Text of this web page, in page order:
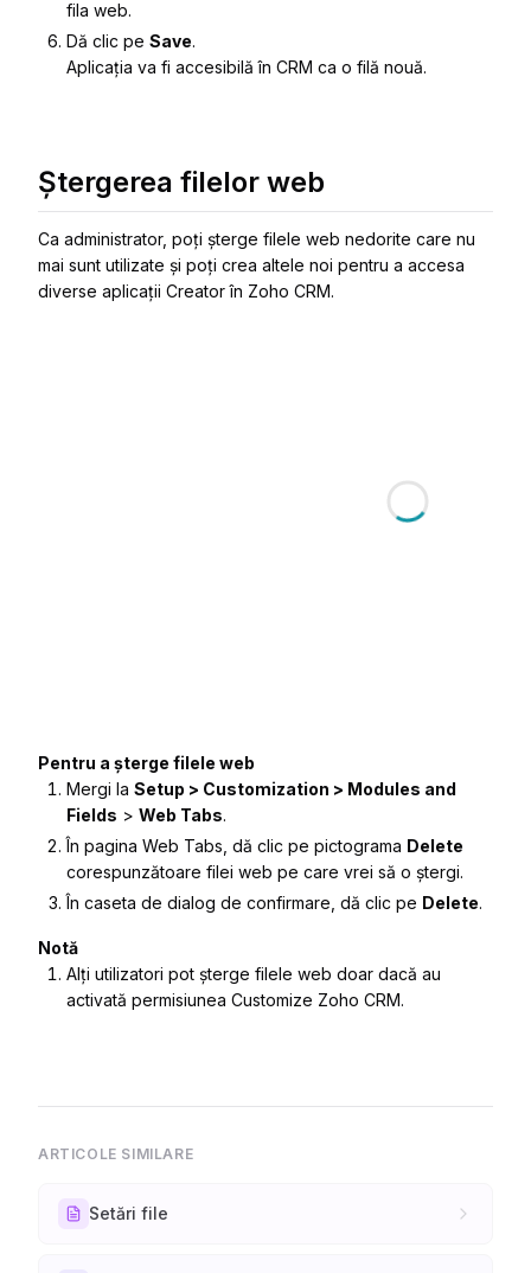
fila web.
Dă clic pe Save.
Aplicația va fi accesibilă în CRM ca o filă nouă.
Ștergerea filelor web
Ca administrator, poți șterge filele web nedorite care nu
mai sunt utilizate și poți crea altele noi pentru a accesa
diverse aplicații Creator în Zoho CRM.
Pentru a șterge filele web
Mergi la Setup > Customization > Modules and
Fields > Web Tabs.
În pagina Web Tabs , dă clic pe pictograma Delete
corespunzătoare filei web pe care vrei să o ștergi.
În caseta de dialog de confirmare, dă clic pe Delete.
Notă
Alți utilizatori pot șterge filele web doar dacă au
activată permisiunea Customize Zoho CRM.
ARTICOLE SIMILARE
Setări file